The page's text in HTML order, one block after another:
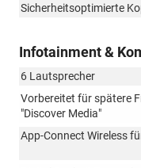
Sicherheitsoptimierte
Infotainment &
6 Lautsprecher
Vorbereitet für spätere
"Discover Media"
App-Connect Wireless